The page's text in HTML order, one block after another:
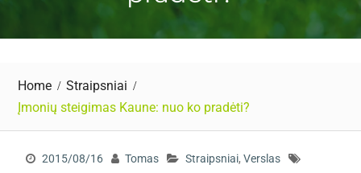
Home
Straipsniai
Įmonių steigimas Kaune: nuo ko pradėti?
2015/08/16 Tomas Straipsniai, Verslas